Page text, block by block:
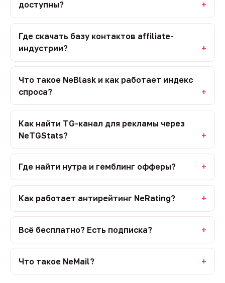
доступны?
Где скачать базу контактов affiliate-
индустрии?
Что такое NeBlask и как работает индекс
спроса?
Как найти TG-канал для рекламы через
NeTGStats?
Где найти нутра и гемблинг офферы?
Как работает антирейтинг NeRating?
Всё бесплатно? Есть подписка?
Что такое NeMail?